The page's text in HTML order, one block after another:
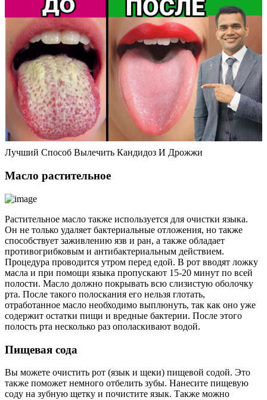
Лучший Способ Вылечить Кандидоз И Дрожжи
Масло растительное
Растительное масло также используется для очистки языка.
Он не только удаляет бактериальные отложения, но также
способствует заживлению язв и ран, а также обладает
противогрибковым и антибактериальным действием.
Процедура проводится утром перед едой. В рот вводят ложку
масла и при помощи языка пропускают 15-20 минут по всей
полости. Масло должно покрывать всю слизистую оболочку
рта. После такого полоскания его нельзя глотать,
отработанное масло необходимо выплюнуть, так как оно уже
содержит остатки пищи и вредные бактерии. После этого
полость рта несколько раз ополаскивают водой.
Пищевая сода
Вы можете очистить рот (язык и щеки) пищевой содой. Это
также поможет немного отбелить зубы. Нанесите пищевую
соду на зубную щетку и почистите язык. Также можно